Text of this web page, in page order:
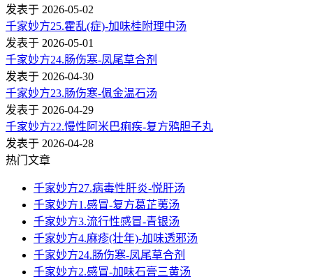
发表于 2026-05-02
千家妙方25.霍乱(症)-加味桂附理中汤
发表于 2026-05-01
千家妙方24.肠伤寒-凤尾草合剂
发表于 2026-04-30
千家妙方23.肠伤寒-佩金温石汤
发表于 2026-04-29
千家妙方22.慢性阿米巴痢疾-复方鸦胆子丸
发表于 2026-04-28
热门文章
千家妙方27.病毒性肝炎-悦肝汤
千家妙方1.感冒-复方葛芷荑汤
千家妙方3.流行性感冒-青银汤
千家妙方4.麻疹(壮年)-加味透邪汤
千家妙方24.肠伤寒-凤尾草合剂
千家妙方2.感冒-加味石膏三黄汤